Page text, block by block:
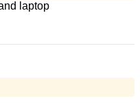
laptop